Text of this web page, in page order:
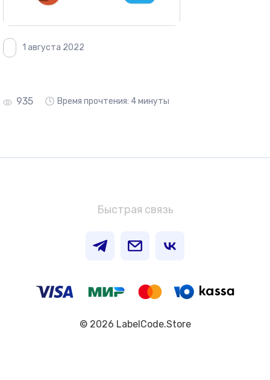
1 августа 2022
935 Время прочтения: 4 минуты
Быстрая связь
© 2026 LabelCode.Store